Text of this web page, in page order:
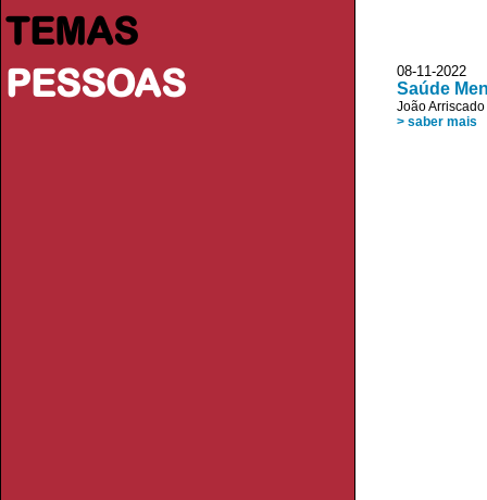
TEMAS
PESSOAS
08-11-
Saúde
João
> saber mais